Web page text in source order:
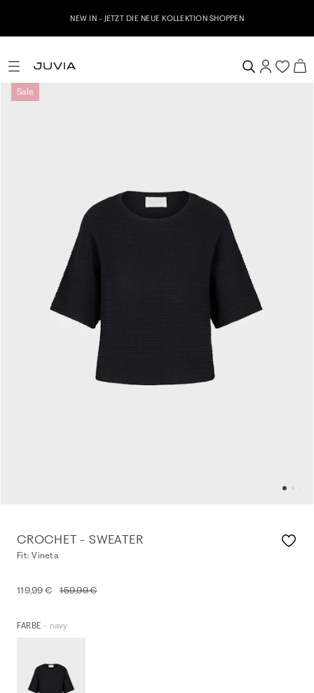
NEW IN - JETZT DIE NEUE KOLLEKTION SHOPPEN
Sale
CROCHET - SWEATER
Fit: Vineta
119,99 € 159,99 €
FARBE - navy